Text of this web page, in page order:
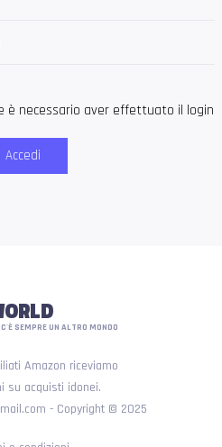
è necessario aver effettuato il login
Accedi
SEMPRE UN ALTRO MONDO
Amazon riceviamo
su acquisti idonei.
- Copyright © 2025